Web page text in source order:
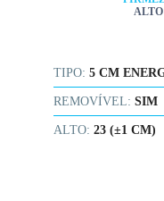
ALTO
TIPO: 5 CM
REMOVÍVEL: SIM
ALTO: 23 (±1 CM)